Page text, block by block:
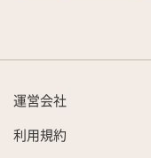
運営会社
利用規約